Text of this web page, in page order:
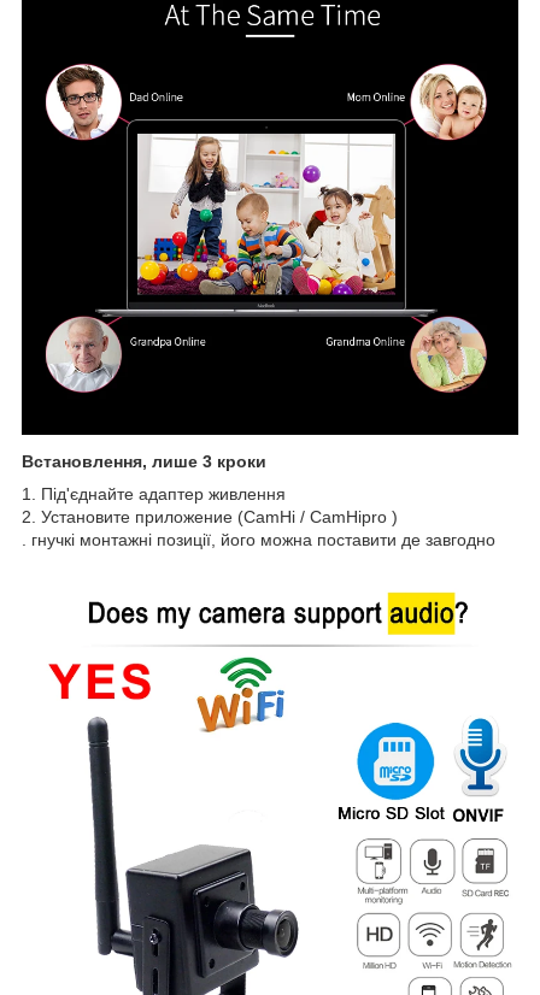
Встановлення, лише 3 кроки
1. Під'єднайте адаптер живлення
2. Установите приложение (CamHi / CamHipro )
. гнучкі монтажні позиції, його можна поставити де завгодно